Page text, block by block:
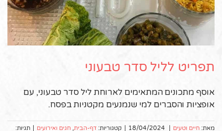
תפריט לליל סדר טבעוני
אוסף מתכונים המתאימים לארוחת ליל סדר טבעוני, עם
אופציות והסברים למי שנמנעים מקטניות בפסח.
מאת: חיים וטעים |
18/04/2024
| קטגוריות: דף-הבית חגים ואירועים | תגיות: